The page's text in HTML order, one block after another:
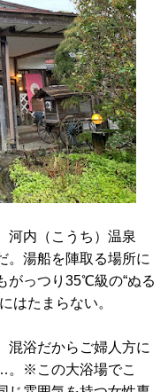
河内（こうち）温泉
。湯船を陣取る場所に
がっつり35℃級の“ぬる
はたまらない。
混浴だからご婦人方に
。※この大浴場でこ